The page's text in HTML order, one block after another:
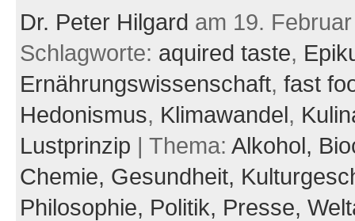
Dr. Peter Hilgard am 19.
Schlagworte: aquired taste,
Ernährungswissenschaft, fast
Hedonismus, Klimawandel,
Lustprinzip | Thema: Alkohol,
Chemie, Gesundheit,
Philosophie, Politik, Presse,